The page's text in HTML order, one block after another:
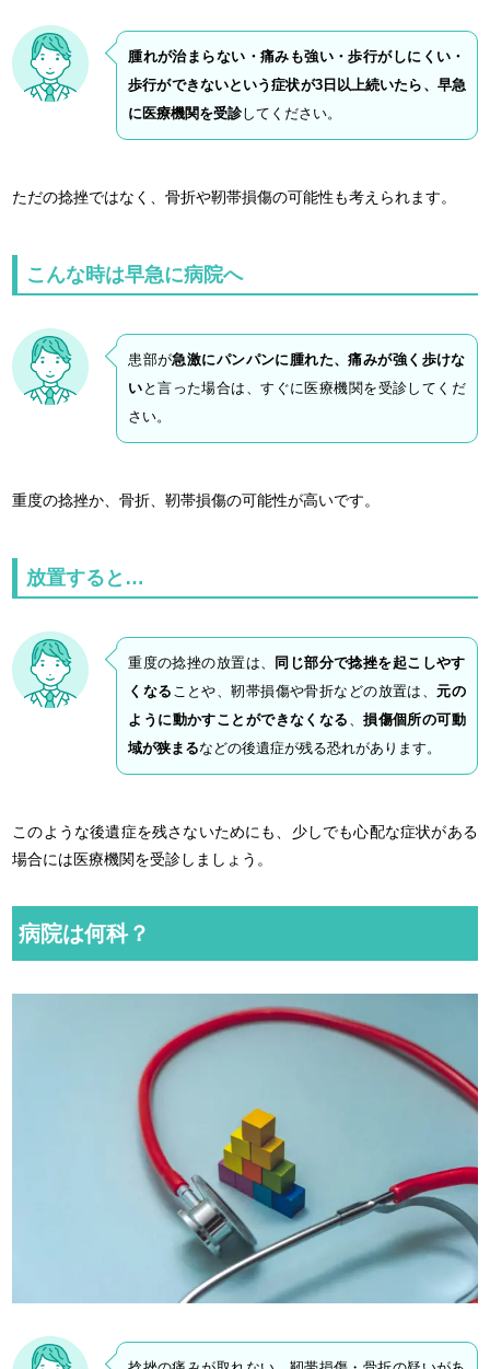
腫れが治まらない・痛みも強い・歩行がしにくい・
歩行ができないという症状が3日以上続いたら、早急
に医療機関を受診してください。
ただの捻挫ではなく、骨折や靭帯損傷の可能性も考えられます。
こんな時は早急に病院へ
患部が急激にパンパンに腫れた、痛みが強く歩けな
い と言った場合は、すぐに医療機関を受診してくだ
さい。
重度の捻挫か、骨折、靭帯損傷の可能性が高いです。
放置すると…
重度の捻挫の放置は、 同じ部分で捻挫を起こしやす
くなる ことや、靭帯損傷や骨折などの放置は、元の
ように動かすことができなくなる
、損傷個所の可動
域が狭まるなどの後遺症が残る恐れがあります。
このような後遺症を残さないためにも、少しでも心配な症状がある
場合には医療機関を受診しましょう。
病院は何科？